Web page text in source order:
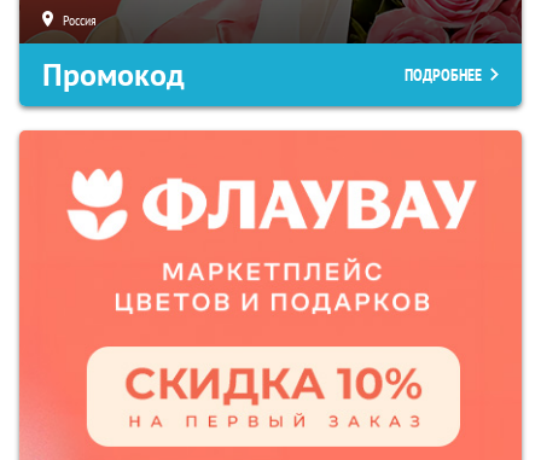
Россия
Промокод ПОДРОБНЕЕ